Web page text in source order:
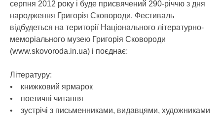
серпня 2012 року і буде присвячений 290-річчю з дня
народження Григорія Сковороди. Фестиваль
відбудеться на території Національного літературно-
меморіального музею Григорія Сковороди
(www.skovoroda.in.ua) і поєднає:
Літературу:
• книжковий ярмарок
• поетичні читання
• зустрічі з письменниками, видавцями, художниками